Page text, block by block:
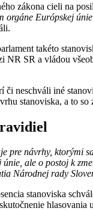
zákona cieli na
orgáne Európskej
takéto
NR SR a vládou
či neschváli iné
stanoviska, a to
pre návrhy,
ale o postoj k
Národnej rady
stanoviska